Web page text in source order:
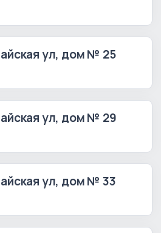
ул, дом № 25
ул, дом № 29
ул, дом № 33